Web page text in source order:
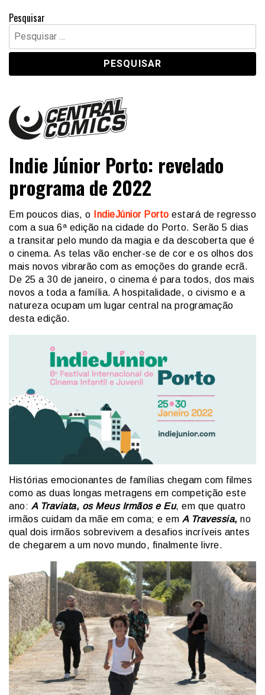
Pesquisar
Pesquisar
por:
Central Comics
Indie Júnior Porto: revelado
programa de 2022
Em poucos dias, o IndieJúnior Porto estará de regresso
com a sua 6ª edição na cidade do Porto. Serão 5 dias
a transitar pelo mundo da magia e da descoberta que é
o cinema. As telas vão encher-se de cor e os olhos dos
mais novos vibrarão com as emoções do grande ecrã.
De 25 a 30 de janeiro, o cinema é para todos, dos mais
novos a toda a família. A hospitalidade, o civismo e a
natureza ocupam um lugar central na programação
desta edição.
Histórias emocionantes de famílias chegam com filmes
como as duas longas metragens em competição este
ano: A Traviata, os Meus Irmãos e Eu, em que quatro
irmãos cuidam da mãe em coma; e em A Travessia, no
qual dois irmãos sobrevivem a desafios incríveis antes
de chegarem a um novo mundo, finalmente livre.